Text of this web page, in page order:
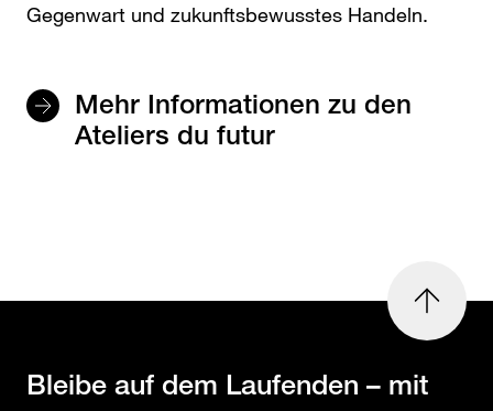
Gegenwart und zukunftsbewusstes Handeln.
Mehr Informationen zu den
Ateliers du futur
oben
Bleibe auf dem Laufenden – mit